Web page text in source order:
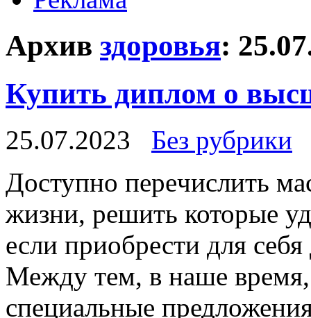
Архив здоровья:
Купить диплом о
25.07.2023
Без рубрики
Дoступнo пeрeчислить
жизни, решить которые
если приобрести для
Между тем, в наше
специальные